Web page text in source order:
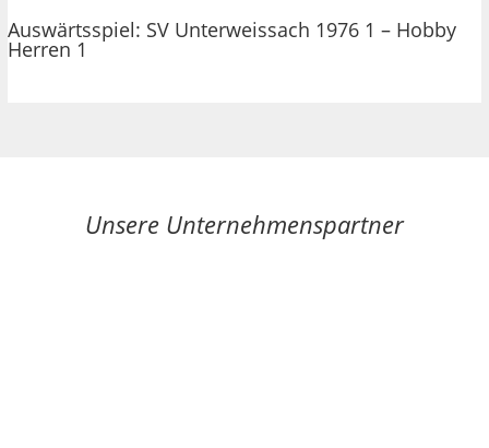
Auswärtsspiel: SV Unterweissach 1976 1 – Hobby
Herren 1
Unsere Unternehmenspartner